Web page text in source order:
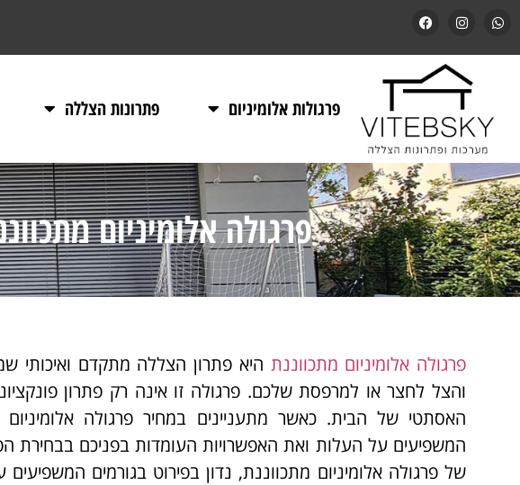
פרגולות אלומיניום פתרונות הצללה
פרגולה אלומיניום
פרגולה אלומיניום מתכווננת היא פתרון הצללה מתקדם
והצל לחצר או למרפסת שלכם. פרגולה זו אינה רק פתרון
האסתטי של הבית. כאשר מתעניינים במחיר פרגולה
המשפיעים על העלות ואת האפשרויות העומדות בפניכם בבחירת
של פרגולה אלומיניום מתכווננת, נדון בפירוט בגורמים